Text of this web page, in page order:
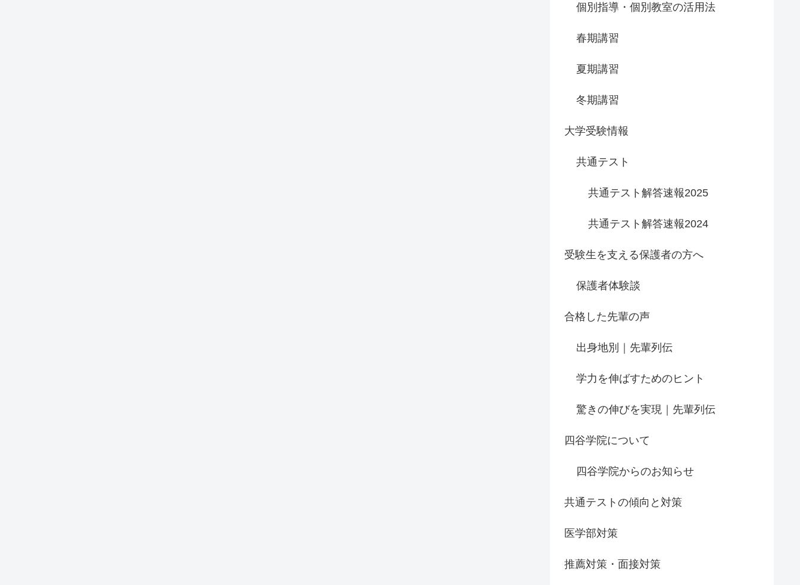
個別指導・個別教室の活用法
春期講習
夏期講習
冬期講習
大学受験情報
共通テスト
共通テスト解答速報2025
共通テスト解答速報2024
受験生を支える保護者の方へ
保護者体験談
合格した先輩の声
出身地別｜先輩列伝
学力を伸ばすためのヒント
驚きの伸びを実現｜先輩列伝
四谷学院について
四谷学院からのお知らせ
共通テストの傾向と対策
医学部対策
推薦対策・面接対策